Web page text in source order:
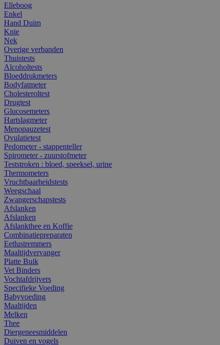
Elleboog
Enkel
Hand Duim
Knie
Nek
Overige verbanden
Thuistests
Alcoholtests
Bloeddrukmeters
Bodyfatmeter
Cholesteroltest
Drugtest
Glucosemeters
Hartslagmeter
Menopauzetest
Ovulatietest
Pedometer - stappenteller
Spirometer - zuurstofmeter
Teststroken : bloed, speeksel, urine
Thermometers
Vruchtbaarheidstests
Weegschaal
Zwangerschapstests
Afslanken
Afslanken
Afslankthee en Koffie
Combinatiepreparaten
Eetlustremmers
Maaltijdvervanger
Platte Buik
Vet Binders
Vochtafdrijvers
Specifieke Voeding
Babyvoeding
Maaltijden
Melken
Thee
Diergeneesmiddelen
Duiven en vogels